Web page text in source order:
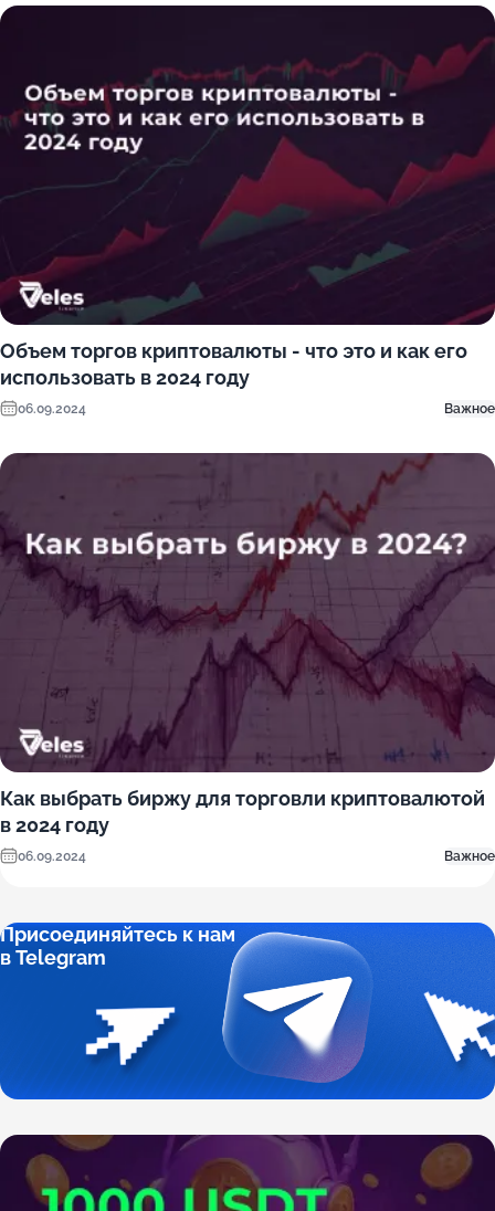
Объем торгов криптовалюты - что это и как его
использовать в 2024 году
06.09.2024 Важное
Как выбрать биржу для торговли криптовалютой
в 2024 году
06.09.2024 Важное
Присоединяйтесь к нам
в Telegram